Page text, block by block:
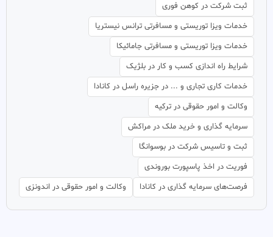
ثبت شرکت در کوهن فوری
خدمات ویزا توریستی و مسافرتی ترانس نیستریا
خدمات ویزا توریستی و مسافرتی جامائیکا
شرایط راه اندازی کسب و کار در بلژیک
خدمات کاری تجاری و ... در جزیره راسل در کانادا
وکالت و امور حقوقی در ترکیه
سرمایه گذاری و خرید ملک در مراکش
ثبت و تاسیس شرکت در بوسوانگا
فوریت در اخذ پاسپورت بوروندی
فرصت‌های سرمایه گذاری در کانادا
وکالت و امور حقوقی در اندونزی